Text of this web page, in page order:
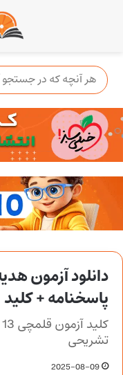
پاسخنامه + کلید
تشریحی
2025-08-09